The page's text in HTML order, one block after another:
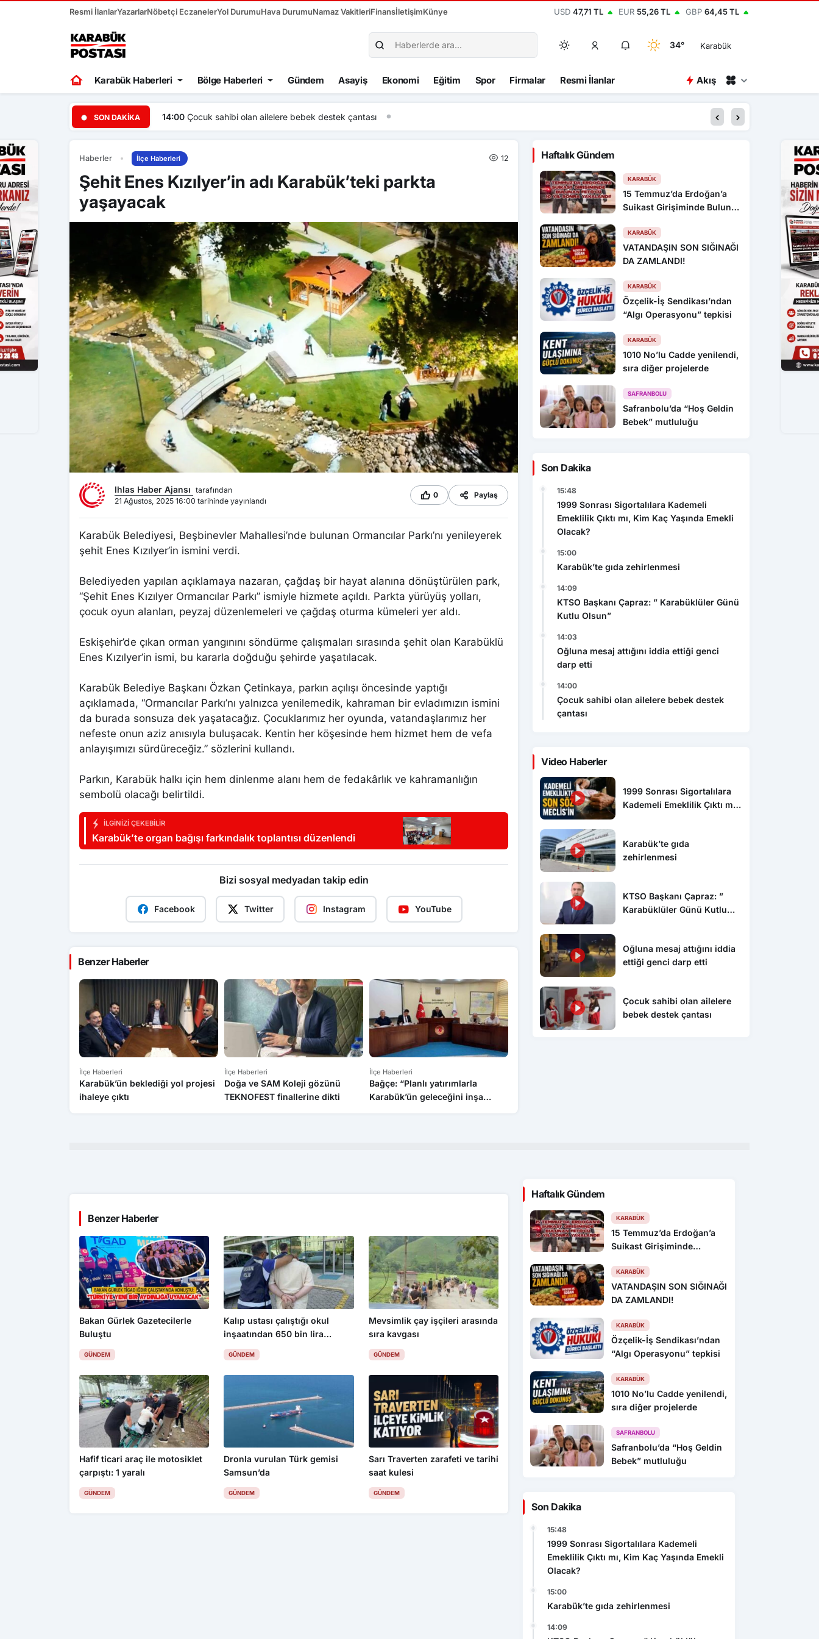
Resmi İlanlarYazarlarNöbetçi EczanelerYol DurumuHava DurumuNamaz VakitleriFinansİletişimKünye USD 47,71 TL EUR 55,26 TL GBP 64,45 TL
34° Karabük
Karabük Haberleri Bölge Haberleri Gündem Asayiş Ekonomi Eğitim Spor Firmalar Resmi İlanlar Akış
SON DAKIKA 14:00 Çocuk sahibi olan ailelere bebek destek çantası 13:59 30 İlde DEAŞ
Haberler İlçe Haberleri 12
Şehit Enes Kızılyer’in adı Karabük’teki parkta
yaşayacak
Ihlas Haber Ajansı tarafından
21 Ağustos, 2025 16:00 tarihinde yayınlandı
0 Paylaş
Karabük Belediyesi, Beşbinevler Mahallesi’nde bulunan Ormancılar Parkı’nı yenileyerek
şehit Enes Kızılyer’in ismini verdi.
Belediyeden yapılan açıklamaya nazaran, çağdaş bir hayat alanına dönüştürülen park,
“Şehit Enes Kızılyer Ormancılar Parkı” ismiyle hizmete açıldı. Parkta yürüyüş yolları,
çocuk oyun alanları, peyzaj düzenlemeleri ve çağdaş oturma kümeleri yer aldı.
Eskişehir’de çıkan orman yangınını söndürme çalışmaları sırasında şehit olan Karabüklü
Enes Kızılyer’in ismi, bu kararla doğduğu şehirde yaşatılacak.
Karabük Belediye Başkanı Özkan Çetinkaya, parkın açılışı öncesinde yaptığı
açıklamada, “Ormancılar Parkı’nı yalnızca yenilemedik, kahraman bir evladımızın ismini
da burada sonsuza dek yaşatacağız. Çocuklarımız her oyunda, vatandaşlarımız her
nefeste onun aziz anısıyla buluşacak. Kentin her köşesinde hem hizmet hem de vefa
anlayışımızı sürdüreceğiz.” sözlerini kullandı.
Parkın, Karabük halkı için hem dinlenme alanı hem de fedakârlık ve kahramanlığın
sembolü olacağı belirtildi.
İLGINIZI ÇEKEBILIR
Karabük’te organ bağışı farkındalık toplantısı düzenlendi
Bizi sosyal medyadan takip edin
Facebook Twitter Instagram YouTube
Benzer Haberler
İlçe Haberleri
Karabük’ün beklediği yol projesi
ihaleye çıktı
İlçe Haberleri
Doğa ve SAM Koleji gözünü
TEKNOFEST finallerine dikti
İlçe Haberleri
Bağçe: “Planlı yatırımlarla
Karabük’ün geleceğini inşa
Haftalık Gündem
KARABÜK
15 Temmuz’da Erdoğan’a
Suikast Girişiminde Bulunan
Yakalandı!
KARABÜK
VATANDAŞIN SON SIĞINAĞI
DA ZAMLANDI!
KARABÜK
Özçelik-İş Sendikası’ndan
“Algı Operasyonu” tepkisi
KARABÜK
1010 No’lu Cadde yenilendi,
sıra diğer projelerde
SAFRANBOLU
Safranbolu’da “Hoş Geldin
Bebek” mutluluğu
Son Dakika
15:48
1999 Sonrası Sigortalılara Kademeli
Emeklilik Çıktı mı, Kim Kaç Yaşında Emekli
Olacak?
15:00
Karabük’te gıda zehirlenmesi
14:09
KTSO Başkanı Çapraz: ” Karabüklüler Günü
Kutlu Olsun”
14:03
Oğluna mesaj attığını iddia ettiği genci
darp etti
14:00
Çocuk sahibi olan ailelere bebek destek
çantası
Video Haberler
1999 Sonrası Sigortalılara
Kademeli Emeklilik Çıktı mı,
Karabük’te gıda
zehirlenmesi
KTSO Başkanı Çapraz: ”
Karabüklüler Günü Kutlu
Oğluna mesaj attığını iddia
ettiği genci darp etti
Çocuk sahibi olan ailelere
bebek destek çantası
Benzer Haberler
Bakan Gürlek Gazetecilerle
Buluştu
GÜNDEM
Kalıp ustası çalıştığı okul
inşaatından 650 bin lira
değerinde kablo çaldı
GÜNDEM
Mevsimlik çay işçileri arasında
sıra kavgası
GÜNDEM
Hafif ticari araç ile motosiklet
çarpıştı: 1 yaralı
GÜNDEM
Dronla vurulan Türk gemisi
Samsun’da
GÜNDEM
Sarı Traverten zarafeti ve tarihi
saat kulesi
GÜNDEM
Haftalık Gündem
KARABÜK
15 Temmuz’da Erdoğan’a
Suikast Girişiminde
Sonra Yakalandı!
KARABÜK
VATANDAŞIN SON SIĞINAĞI
DA ZAMLANDI!
KARABÜK
Özçelik-İş Sendikası’ndan
“Algı Operasyonu” tepkisi
KARABÜK
1010 No’lu Cadde yenilendi,
sıra diğer projelerde
SAFRANBOLU
Safranbolu’da “Hoş Geldin
Bebek” mutluluğu
Son Dakika
15:48
1999 Sonrası Sigortalılara Kademeli
Emeklilik Çıktı mı, Kim Kaç Yaşında Emekli
Olacak?
15:00
Karabük’te gıda zehirlenmesi
14:09